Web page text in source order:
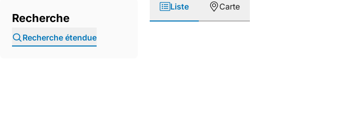
Recherche
Recherche étendue
Liste Carte